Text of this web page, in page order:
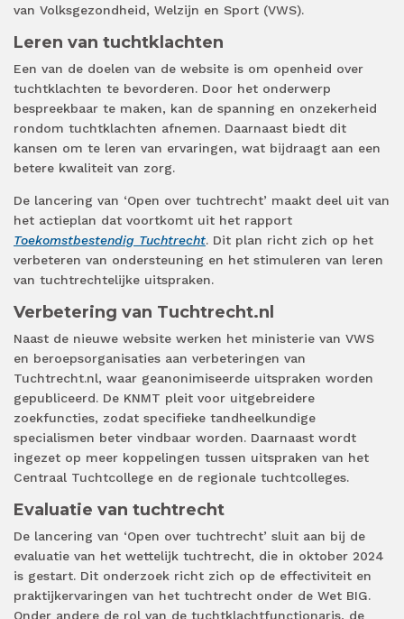
van Volksgezondheid, Welzijn en Sport (VWS).
Leren van tuchtklachten
Een van de doelen van de website is om openheid over
tuchtklachten te bevorderen. Door het onderwerp
bespreekbaar te maken, kan de spanning en onzekerheid
rondom tuchtklachten afnemen. Daarnaast biedt dit
kansen om te leren van ervaringen, wat bijdraagt aan een
betere kwaliteit van zorg.
De lancering van ‘Open over tuchtrecht’ maakt deel uit van
het actieplan dat voortkomt uit het rapport
Toekomstbestendig Tuchtrecht. Dit plan richt zich op het
verbeteren van ondersteuning en het stimuleren van leren
van tuchtrechtelijke uitspraken.
Verbetering van Tuchtrecht.nl
Naast de nieuwe website werken het ministerie van VWS
en beroepsorganisaties aan verbeteringen van
Tuchtrecht.nl, waar geanonimiseerde uitspraken worden
gepubliceerd. De KNMT pleit voor uitgebreidere
zoekfuncties, zodat specifieke tandheelkundige
specialismen beter vindbaar worden. Daarnaast wordt
ingezet op meer koppelingen tussen uitspraken van het
Centraal Tuchtcollege en de regionale tuchtcolleges.
Evaluatie van tuchtrecht
De lancering van ‘Open over tuchtrecht’ sluit aan bij de
evaluatie van het wettelijk tuchtrecht, die in oktober 2024
is gestart. Dit onderzoek richt zich op de effectiviteit en
praktijkervaringen van het tuchtrecht onder de Wet BIG.
Onder andere de rol van de tuchtklachtfunctionaris, de